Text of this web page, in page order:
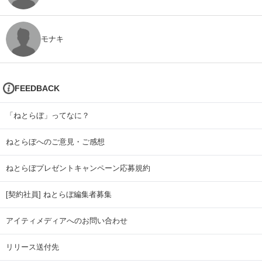
モナキ
FEEDBACK
「ねとらぼ」ってなに？
ねとらぼへのご意見・ご感想
ねとらぼプレゼントキャンペーン応募規約
[契約社員] ねとらぼ編集者募集
アイティメディアへのお問い合わせ
リリース送付先